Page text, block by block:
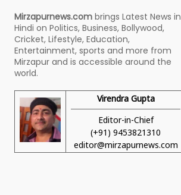
Mirzapurnews.com brings Latest News in
Hindi on Politics, Business, Bollywood,
Cricket, Lifestyle, Education,
Entertainment, sports and more from
Mirzapur and is accessible around the
world.
Virendra Gupta
Editor-in-Chief
(+91) 9453821310
editor@mirzapurnews.com